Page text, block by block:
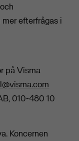
efterfrågas i
på Visma
010-480 10
Koncernen